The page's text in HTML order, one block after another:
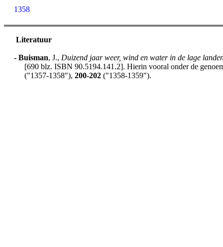
1358
Literatuur
- Buisman, J., Duizend jaar weer, wind en water in de lage
[690 blz. ISBN 90.5194.141.2]. Hierin vooral onder de
("1357-1358"),200-202 ("1358-1359").